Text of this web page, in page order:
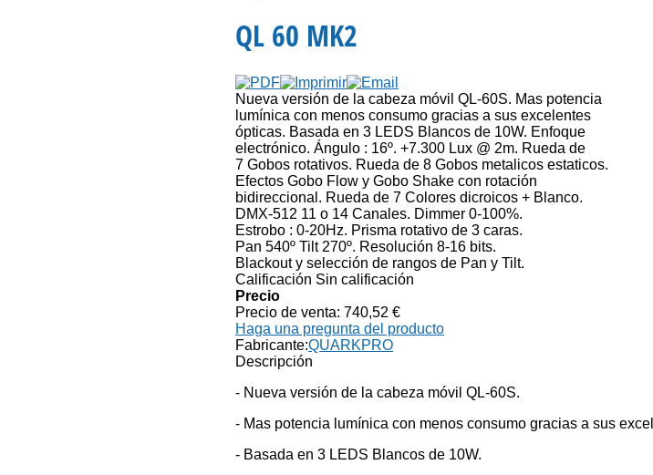
QL 60 MK2
Nueva versión de la cabeza móvil QL-60S. Mas potencia
lumínica con menos consumo gracias a sus excelentes
ópticas. Basada en 3 LEDS Blancos de 10W. Enfoque
electrónico. Ángulo : 16º. +7.300 Lux @ 2m. Rueda de
7 Gobos rotativos. Rueda de 8 Gobos metalicos estaticos.
Efectos Gobo Flow y Gobo Shake con rotación
bidireccional. Rueda de 7 Colores dicroicos + Blanco.
DMX-512 11 o 14 Canales. Dimmer 0-100%.
Estrobo : 0-20Hz. Prisma rotativo de 3 caras.
Pan 540º Tilt 270º. Resolución 8-16 bits.
Blackout y selección de rangos de Pan y Tilt.
Calificación Sin calificación
Precio
Precio de venta: 740,52 €
Haga una pregunta del producto
Fabricante:QUARKPRO
Descripción
- Nueva versión de la cabeza móvil QL-60S.
- Mas potencia lumínica con menos consumo gracias a sus
- Basada en 3 LEDS Blancos de 10W.